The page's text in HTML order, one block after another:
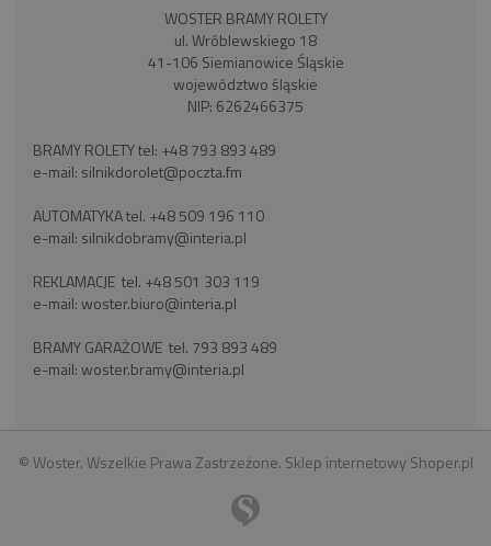
WOSTER BRAMY ROLETY
ul. Wróblewskiego 18
41-106 Siemianowice Śląskie
województwo śląskie
NIP: 6262466375
BRAMY ROLETY tel: +48 793 893 489
e-mail: silnikdorolet@poczta.fm
AUTOMATYKA tel. +48 509 196 110
e-mail: silnikdobramy@interia.pl
REKLAMACJE tel. +48 501 303 119
e-mail:woster.biuro@interia.pl
BRAMY GARAŻOWE tel. 793 893 489
e-mail:woster.bramy@interia.pl
© Woster. Wszelkie Prawa Zastrzeżone. Sklep internetowy Shoper.pl